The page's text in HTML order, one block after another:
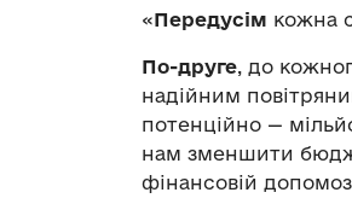
«Передусім кожна
По-друге, до
надійним
потенційно —
нам зменшити
фінансовій